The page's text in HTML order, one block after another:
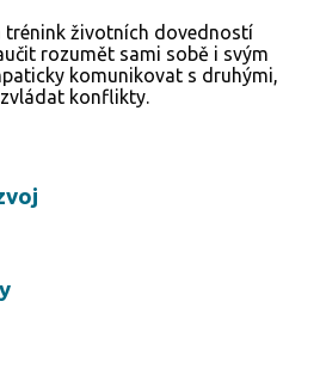
trénink životních dovedností
rozumět sami sobě i svým
komunikovat s druhými,
konflikty.